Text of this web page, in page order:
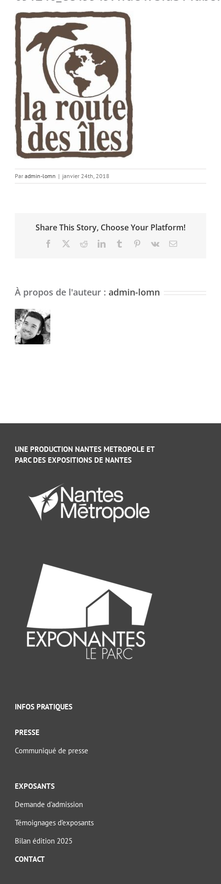
Par admin-lomn | janvier 24th, 2018
Share This Story, Choose Your Platform!
Facebook RedditLinkedInTumblr Pinterest
Vk Email
À propos de l'auteur : admin-lomn
UNE PRODUCTION NANTES METROPOLE ET
PARC DES EXPOSITIONS DE NANTES
INFOS PRATIQUES
PRESSE
Communiqué de presse
EXPOSANTS
Demande d’admission
Témoignages d’exposants
Bilan édition 2025
CONTACT